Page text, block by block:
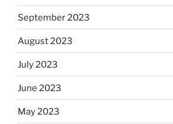
September 2023
August 2023
July 2023
June 2023
May 2023